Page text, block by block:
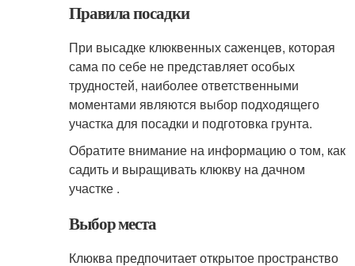
Правила посадки
При высадке клюквенных саженцев, которая
сама по себе не представляет особых
трудностей, наиболее ответственными
моментами являются выбор подходящего
участка для посадки и подготовка грунта.
Обратите внимание на информацию о том, как
садить и выращивать клюкву на дачном
участке .
Выбор места
Клюква предпочитает открытое пространство